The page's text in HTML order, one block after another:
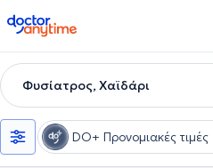
doctoranytime
Φυσίατρος, Χαϊδάρι
DO+ Προνομιακές τιμές